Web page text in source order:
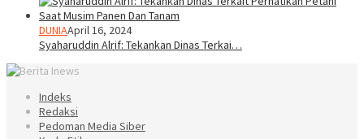
DUNIAApril 16, 2024
Syaharuddin Alrif: Tekankan Dinas Terkai…
Indeks
Redaksi
Pedoman Media Siber